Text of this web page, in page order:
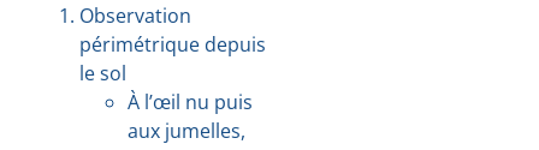
Observation
périmétrique depuis
le sol
À l’œil nu puis
aux jumelles,